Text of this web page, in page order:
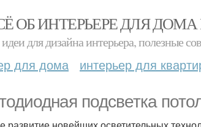
ОБ ИНТЕРЬЕРЕ ДЛЯ
для дизайна интерьера, полезные
для дома интерьер для
подсветка